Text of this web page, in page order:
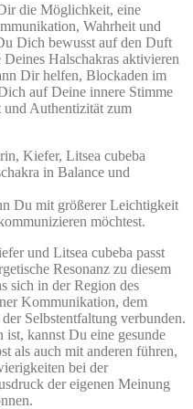
die Möglichkeit, eine
Wahrheit und
Dich bewusst auf den Duft
Halschakras aktivieren
Dir helfen, Blockaden im
auf Deine innere Stimme
Authentizität zum
Kiefer, Litsea cubeba
in Balance und
Du mit größerer Leichtigkeit
möchtest.
und Litsea cubeba passt
Resonanz zu diesem
sich in der Region des
Kommunikation, dem
Selbstentfaltung verbunden.
kannst Du eine gesunde
als auch mit anderen führen,
bei der
der eigenen Meinung